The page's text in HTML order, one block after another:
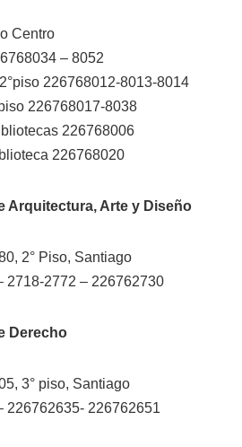
Centro
– 8052
226768012-8013-8014
226768017-8038
226768006
226768020
Arquitectura, Arte y Diseño
2° Piso, Santiago
2718-2772 – 226762730
Derecho
3° piso, Santiago
226762635- 226762651